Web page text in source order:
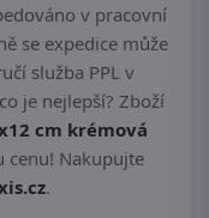
v pracovní
se expedice může
služba PPL v
je nejlepší? Zboží
cm krémová
cenu! Nakupujte
.